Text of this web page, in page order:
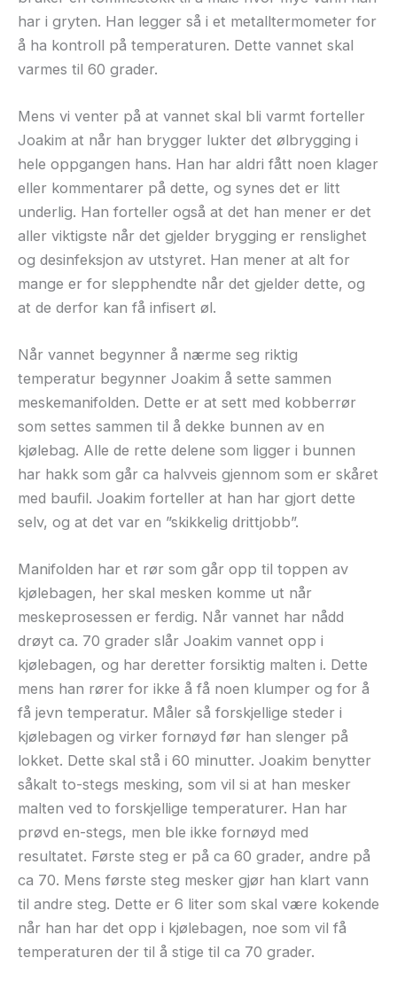
har i gryten. Han legger så i et metalltermometer for
å ha kontroll på temperaturen. Dette vannet skal
varmes til 60 grader.
Mens vi venter på at vannet skal bli varmt forteller
Joakim at når han brygger lukter det ølbrygging i
hele oppgangen hans. Han har aldri fått noen klager
eller kommentarer på dette, og synes det er litt
underlig. Han forteller også at det han mener er det
aller viktigste når det gjelder brygging er renslighet
og desinfeksjon av utstyret. Han mener at alt for
mange er for slepphendte når det gjelder dette, og
at de derfor kan få infisert øl.
Når vannet begynner å nærme seg riktig
temperatur begynner Joakim å sette sammen
meskemanifolden. Dette er at sett med kobberrør
som settes sammen til å dekke bunnen av en
kjølebag. Alle de rette delene som ligger i bunnen
har hakk som går ca halvveis gjennom som er skåret
med baufil. Joakim forteller at han har gjort dette
selv, og at det var en ”skikkelig drittjobb”.
Manifolden har et rør som går opp til toppen av
kjølebagen, her skal mesken komme ut når
meskeprosessen er ferdig. Når vannet har nådd
drøyt ca. 70 grader slår Joakim vannet opp i
kjølebagen, og har deretter forsiktig malten i. Dette
mens han rører for ikke å få noen klumper og for å
få jevn temperatur. Måler så forskjellige steder i
kjølebagen og virker fornøyd før han slenger på
lokket. Dette skal stå i 60 minutter. Joakim benytter
såkalt to-stegs mesking, som vil si at han mesker
malten ved to forskjellige temperaturer. Han har
prøvd en-stegs, men ble ikke fornøyd med
resultatet. Første steg er på ca 60 grader, andre på
ca 70. Mens første steg mesker gjør han klart vann
til andre steg. Dette er 6 liter som skal være kokende
når han har det opp i kjølebagen, noe som vil få
temperaturen der til å stige til ca 70 grader.